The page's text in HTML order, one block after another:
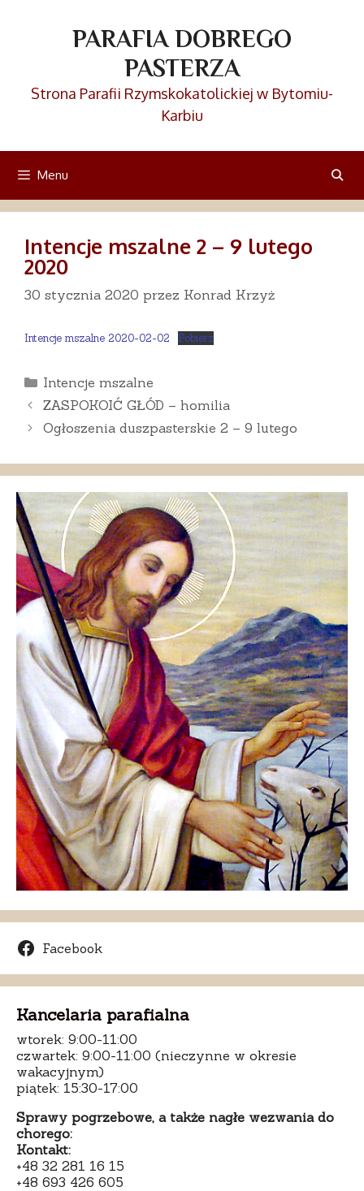
PARAFIA DOBREGO
PASTERZA
Strona Parafii Rzymskokatolickiej w Bytomiu-
Karbiu
Menu
Intencje mszalne 2 – 9 lutego
2020
30 stycznia 2020 przez Konrad Krzyż
Intencje mszalne 2020-02-02 Pobierz
Kategorie
Intencje mszalne
ZASPOKOIĆ GŁÓD – homilia
Ogłoszenia duszpasterskie 2 – 9 lutego
Facebook
Kancelaria parafialna
wtorek: 9:00-11:00
czwartek: 9:00-11:00 (nieczynne w okresie
wakacyjnym)
piątek: 15:30-17:00
Sprawy pogrzebowe, a także nagłe wezwania do
chorego:
Kontakt:
+48 32 281 16 15
+48 693 426 605